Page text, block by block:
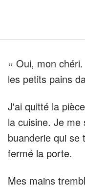
« Oui, mon
les petits pains
J'ai quitté la
la cuisine. Je me
buanderie qui se
fermé la porte.
Mes mains